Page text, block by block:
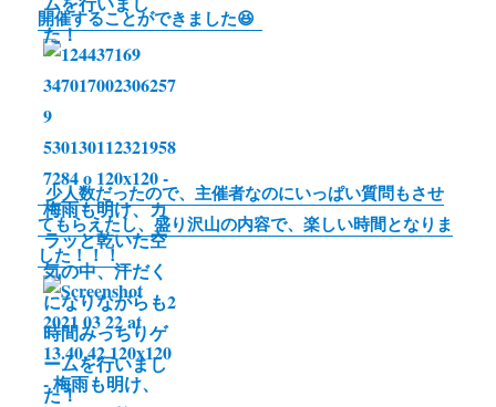
開催することができました😆
少人数だったので、主催者なのにいっぱい質問もさせ
てもらえたし、盛り沢山の内容で、楽しい時間となりま
した！！！